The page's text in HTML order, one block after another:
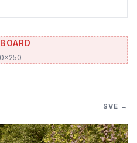
SVE →